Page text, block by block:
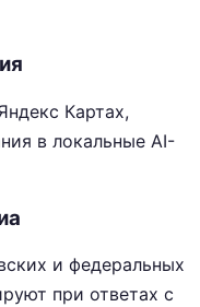
Картах,
в локальные AI-
и федеральных
при ответах с